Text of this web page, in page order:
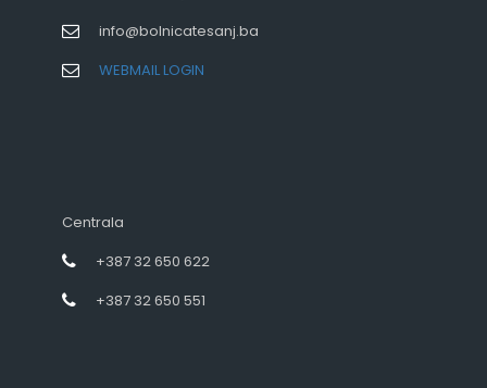
info@bolnicatesanj.ba
WEBMAIL LOGIN
Centrala
+387 32 650 622
+387 32 650 551